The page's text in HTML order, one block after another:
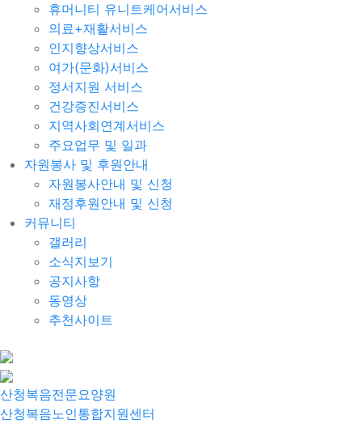
휴머니티 유니트케어서비스
의료+재활서비스
인지향상서비스
여가(문화)서비스
정서지원 서비스
건강증진서비스
지역사회연계서비스
주요업무 및 일과
자원봉사 및 후원안내
자원봉사안내 및 신청
재정후원안내 및 신청
커뮤니티
갤러리
소식지보기
공지사항
동영상
추천사이트
산청복음전문요양원
산청복음노인통합지원센터